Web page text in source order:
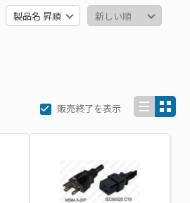
販売終了を表示